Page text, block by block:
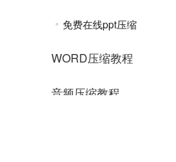
免费在线ppt压缩
WORD压缩教程
音频压缩教程